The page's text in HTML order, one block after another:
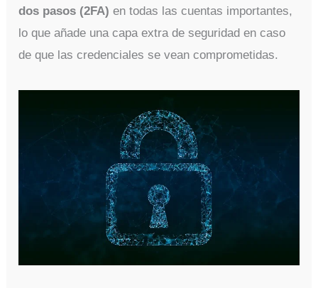
dos pasos (2FA) en todas las cuentas importantes,
lo que añade una capa extra de seguridad en caso
de que las credenciales se vean comprometidas.